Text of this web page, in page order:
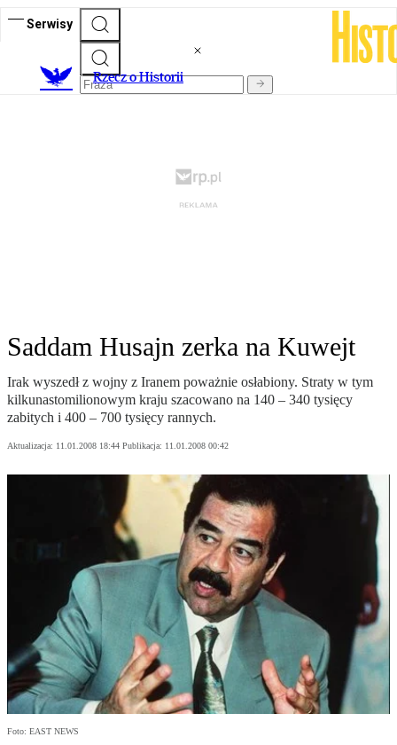
Serwisy
Rzecz o Historii
Saddam Husajn zerka na Kuwejt
Irak wyszedł z wojny z Iranem poważnie osłabiony. Straty w tym
kilkunastomilionowym kraju szacowano na 140 – 340 tysięcy
zabitych i 400 – 700 tysięcy rannych.
Aktualizacja: 11.01.2008 18:44 Publikacja: 11.01.2008 00:42
Foto: EAST NEWS